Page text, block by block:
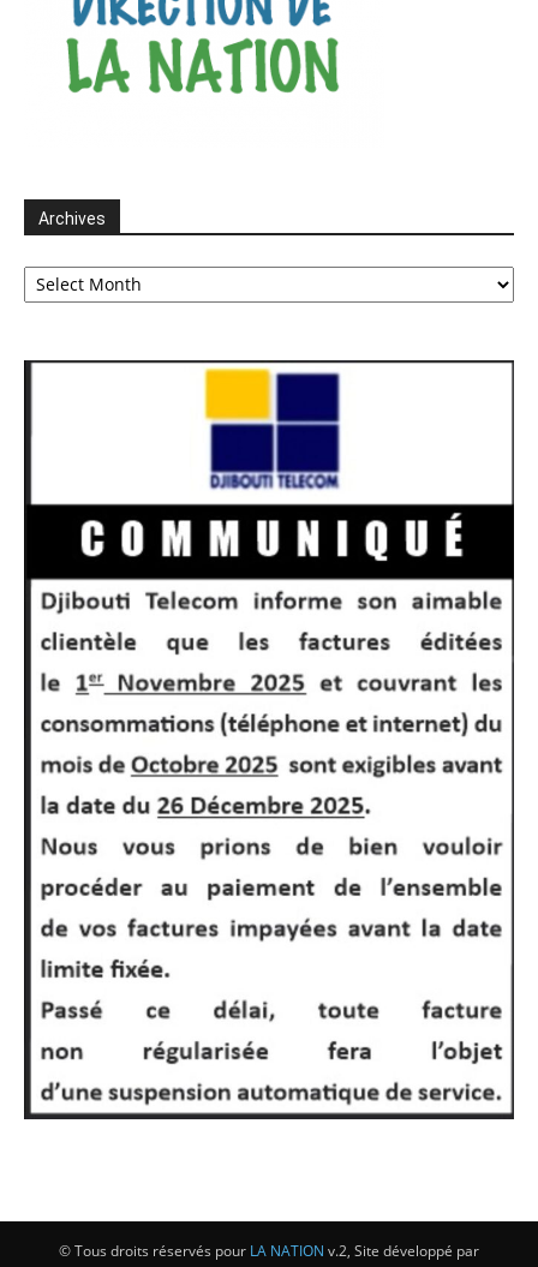
Archives
Archives
© Tous droits réservés pour LA NATION v.2, Site développé par